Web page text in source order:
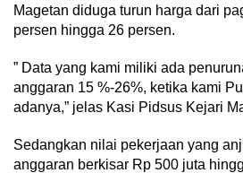
Magetan diduga turun harga dari
persen hingga 26 persen.
” Data yang kami miliki ada
anggaran 15 %-26%, ketika kami
adanya,” jelas Kasi Pidsus Kejari
Sedangkan nilai pekerjaan yang
anggaran berkisar Rp 500 juta